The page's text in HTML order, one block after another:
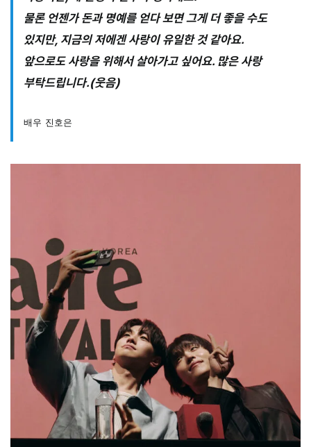
물론 언젠가 돈과 명예를 얻다 보면 그게 더 좋을 수도
있지만, 지금의 저에겐 사랑이 유일한 것 같아요.
앞으로도 사랑을 위해서 살아가고 싶어요. 많은 사랑
부탁드립니다.(웃음)
배우 진호은